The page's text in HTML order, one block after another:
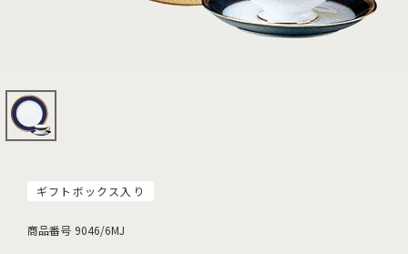
ギフトボックス入り
商品番号 9046/6MJ